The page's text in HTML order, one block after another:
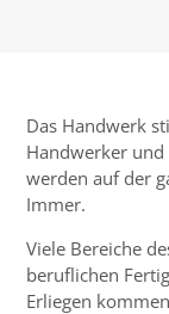
Das Handwerk
Handwerker
werden auf der
Immer.
Viele Bereiche
beruflichen
Erliegen